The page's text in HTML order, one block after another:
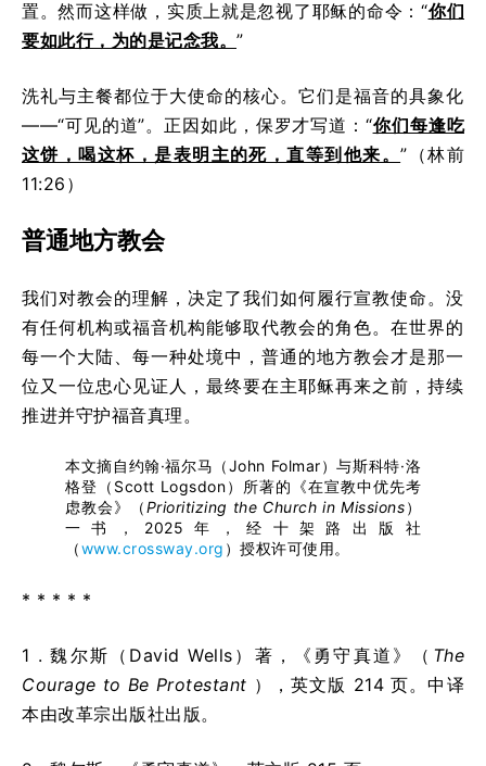
置。然而这样做，实质上就是忽视了耶稣的命令：“你们
要如此行，为的是记念我。 ”
洗礼与主餐都位于大使命的核心。它们是福音的具象化
——“可见的道”。正因如此，保罗才写道：“你们每逢吃
这饼，喝这杯，是表明主的死，直等到他来。”（林前
11:26）
普通地方教会
我们对教会的理解，决定了我们如何履行宣教使命。没
有任何机构或福音机构能够取代教会的角色。在世界的
每一个大陆、每一种处境中，普通的地方教会才是那一
位又一位忠心见证人，最终要在主耶稣再来之前，持续
推进并守护福音真理。
本文摘自约翰·福尔马（John Folmar）与斯科特·洛
格登（Scott Logsdon）所著的《在宣教中优先考
虑教会》（Prioritizing the Church in Missions）
一书，2025年，经十架路出版社
（www.crossway.org ）授权许可使用。
* * * * *
1 .魏尔斯（David Wells）著，《勇守真道》（ The
Courage to Be Protestant ），英文版 214 页。中译
本由改革宗出版社出版。